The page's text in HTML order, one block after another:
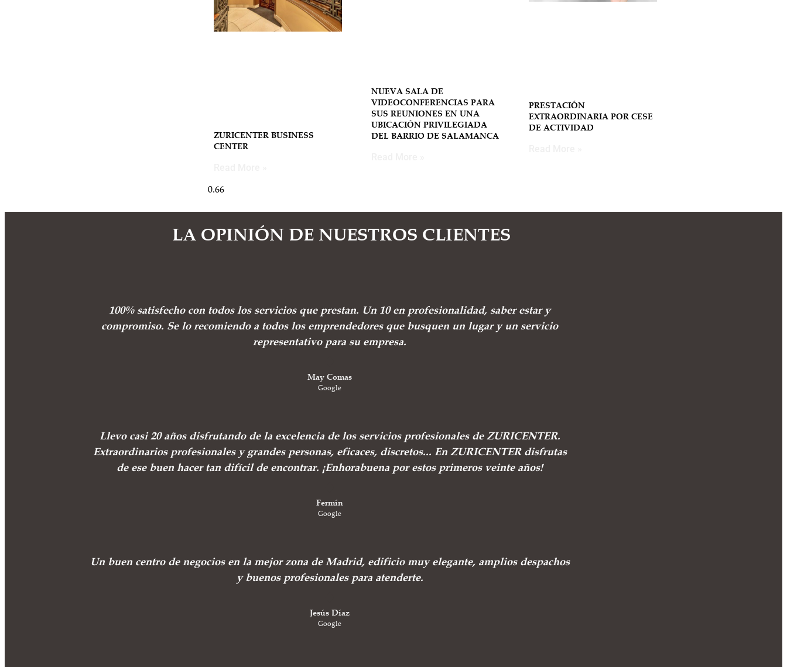
ZURICENTER BUSINESS
CENTER
NUEVA SALA DE
VIDEOCONFERENCIAS PARA
SUS REUNIONES EN UNA
UBICACIÓN PRIVILEGIADA
DEL BARRIO DE SALAMANCA
PRESTACIÓN
EXTRAORDINARIA POR CESE
DE ACTIVIDAD
LA OPINIÓN DE NUESTROS CLIENTES
100% satisfecho con todos los servicios que prestan. Un 10 en profesionalidad, saber estar y
compromiso. Se lo recomiendo a todos los emprendedores que busquen un lugar y un servicio
representativo para su empresa.
May Comas
Google
Llevo casi 20 años disfrutando de la excelencia de los servicios profesionales de ZURICENTER.
Extraordinarios profesionales y grandes personas, eficaces, discretos... En ZURICENTER disfrutas
de ese buen hacer tan difícil de encontrar. ¡Enhorabuena por estos primeros veinte años!
Fermín
Google
Un buen centro de negocios en la mejor zona de Madrid, edificio muy elegante, amplios despachos
y buenos profesionales para atenderte.
Jesús Díaz
Google